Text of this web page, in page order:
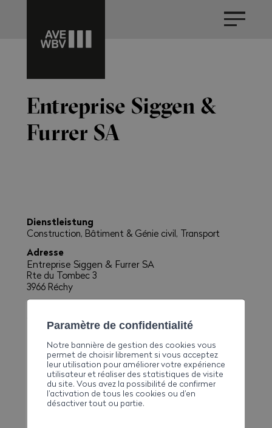
Entreprise Siggen &
Furrer SA
Dienstleistung
Construction, Bâtiment & Génie civil, Transport
Adresse
Entreprise Siggen & Furrer SA
Rte du Tombec 3
3966 Réchy
E-Mail
+41274582488
+41274583110
Paramètre de confidentialité
Notre bannière de gestion des cookies vous
permet de choisir librement si vous acceptez
leur utilisation pour améliorer votre expérience
utilisateur et réaliser des statistiques de visite
du site. Vous avez la possibilité de confirmer
l’activation de tous les cookies ou d’en
désactiver tout ou partie.